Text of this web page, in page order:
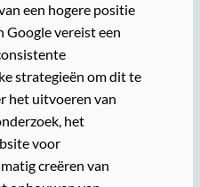
een hogere positie
Google vereist een
strategieën om dit te
het uitvoeren van
het
voor
creëren van